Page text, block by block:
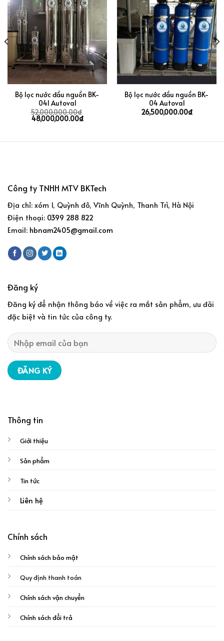
Bộ lọc nước đầu nguồn BK-
04I Autoval
52,000,000.00₫
48,000,000.00₫
Bộ lọc nước đầu nguồn BK-
04 Autoval
26,500,000.00₫
Công ty TNHH MTV BKTech
Địa chỉ: xóm 1, Quỳnh đô, Vĩnh Quỳnh, Thanh Trì, Hà Nội
Điện thoại: 0399 288 822
Email: hbnam2405@gmail.com
Thông tin
Giới thiệu
Sản phẩm
Tin tức
Liên hệ
Chính sách
Chính sách bảo mật
Quy định thanh toán
Chính sách vận chuyển
Chính sách đổi trả
Đăng ký
Đăng ký để nhận thông báo về việc ra mắt sản phẩm, ưu đãi
đặc biệt và tin tức của công ty.